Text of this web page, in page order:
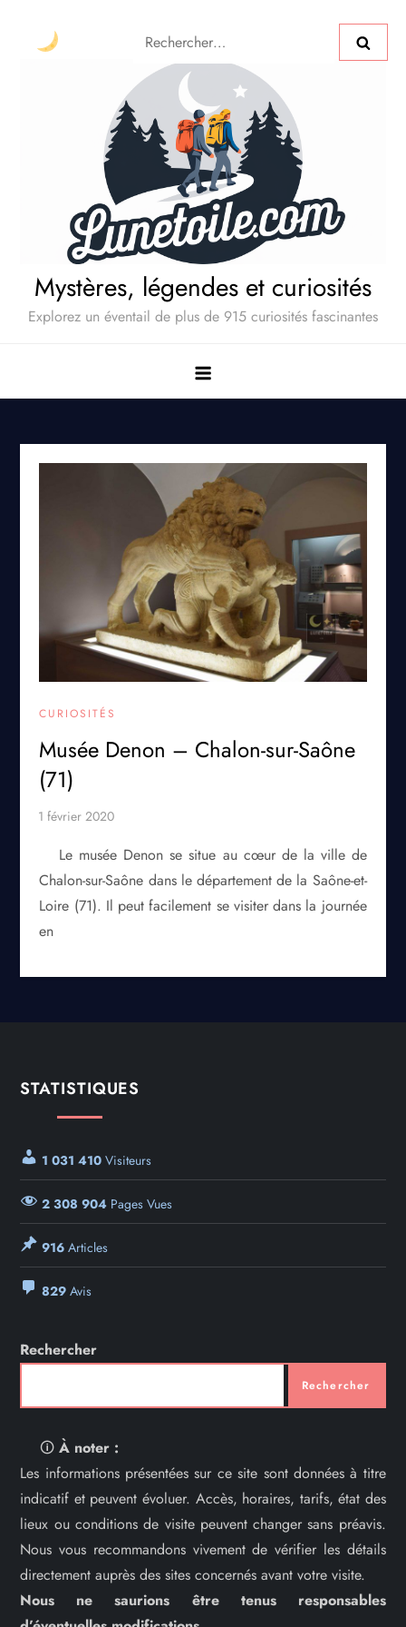
Mystères, légendes et curiosités
Explorez un éventail de plus de 915 curiosités fascinantes
CURIOSITÉS
Musée Denon – Chalon-sur-Saône
(71)
Le musée Denon se situe au cœur de la ville de
Chalon-sur-Saône dans le département de la Saône-et-
Loire (71). Il peut facilement se visiter dans la journée
en
STATISTIQUES
1 031 410 Visiteurs
2 308 904 Pages Vues
916 Articles
829 Avis
Rechercher
Rechercher
🛈À noter :
Les informations présentées sur ce site sont données à titre
indicatif et peuvent évoluer. Accès, horaires, tarifs, état des
lieux ou conditions de visite peuvent changer sans préavis.
Nous vous recommandons vivement de vérifier les détails
directement auprès des sites concernés avant votre visite.
Nous ne saurions être tenus responsables